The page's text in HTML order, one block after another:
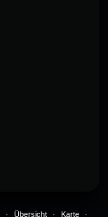
· Übersicht · Karte ·